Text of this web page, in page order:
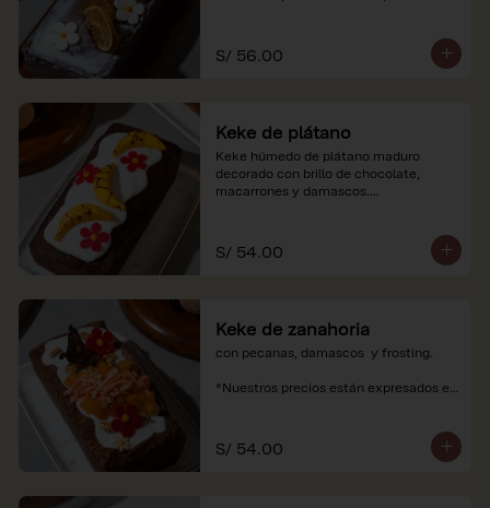
S/ 56.00
Keke de plátano
Keke húmedo de plátano maduro
decorado con brillo de chocolate,
macarrones y damascos.
soles e incluyen impuestos de ley y
recargo al consumo.
S/ 54.00
Keke de zanahoria
con pecanas, damascos  y frosting.
*Nuestros precios están expresados en
S/ 54.00